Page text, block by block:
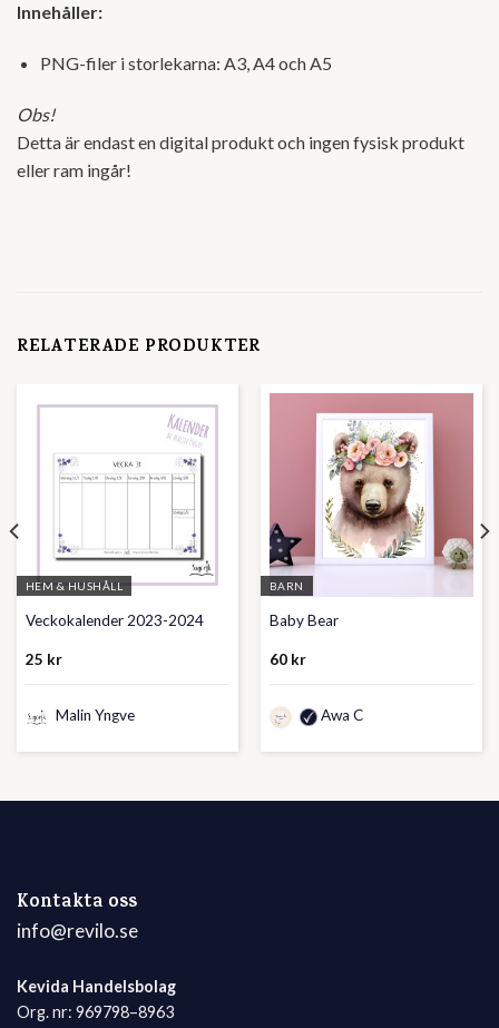
Innehåller:
PNG-filer i storlekarna: A3, A4 och A5
Obs!
Detta är endast en digital produkt och ingen fysisk produkt
eller ram ingår!
RELATERADE PRODUKTER
HEM & HUSHÅLL
Veckokalender 2023-2024
25 kr
Malin Yngve
BARN
Baby Bear
60 kr
Awa C
Kontakta oss
info@revilo.se
Kevida Handelsbolag
Org. nr: 969798–8963